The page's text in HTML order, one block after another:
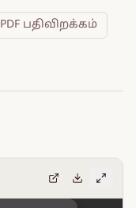
PDF பதிவிறக்கம்